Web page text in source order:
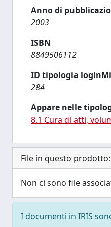
Anno di
2003
ISBN
8849506112
ID tipologia
284
Appare nelle
8.1 Cura di atti,
File in questo prodotto:
Non ci sono file
I documenti in IRIS